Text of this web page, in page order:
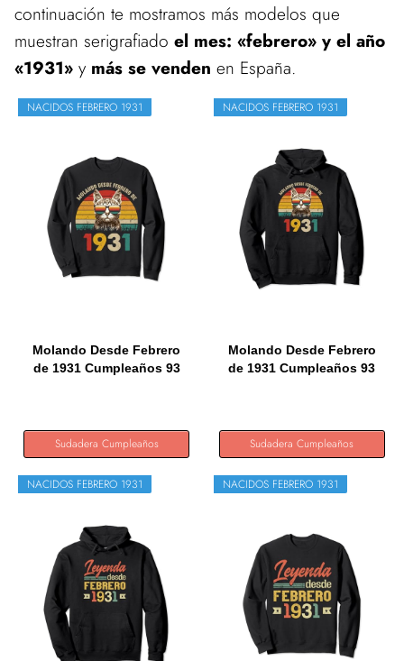
continuación te mostramos más modelos que
muestran serigrafiado el mes: «febrero» y el año
«1931» y más se venden en España.
NACIDOS FEBRERO 1931
Molando Desde Febrero
de 1931 Cumpleaños 93
Sudadera Cumpleaños
NACIDOS FEBRERO 1931
Molando Desde Febrero
de 1931 Cumpleaños 93
Sudadera Cumpleaños
NACIDOS FEBRERO 1931 NACIDOS FEBRERO 1931